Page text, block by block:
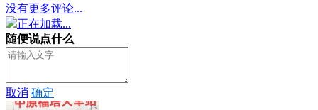
没有更多评论...
正在加载...
随便说点什么
取消 确定